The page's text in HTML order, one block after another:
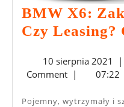
BMW X6:
Czy Leasing?
10 sierpnia 2021 10|
Comment | 07:22
Pojemny, wytrzymały i szybki SUV. Tak w skrócie